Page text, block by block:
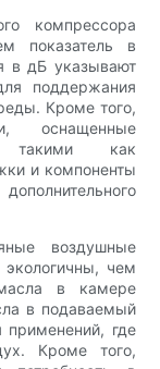
компрессора
показатель в
в дБ указывают
поддержания
Кроме того,
оснащенные
такими как
и компоненты
воздушные
чем
в камере
в подаваемый
применений, где
Кроме того,